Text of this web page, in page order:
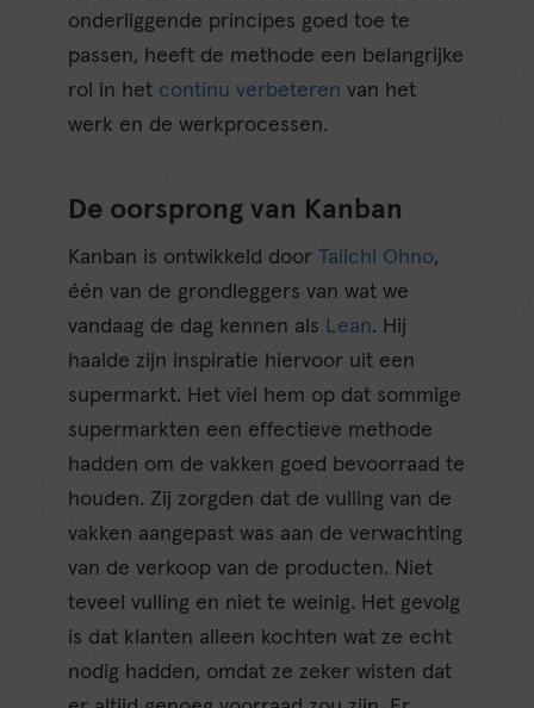
onderliggende principes goed toe te
passen, heeft de methode een belangrijke
rol in het continu verbeteren van het
werk en de werkprocessen.
De oorsprong van Kanban
Kanban is ontwikkeld doorTaiichi Ohno,
één van de grondleggers van wat we
vandaag de dag kennen als Lean. Hij
haalde zijn inspiratie hiervoor uit een
supermarkt. Het viel hem op dat sommige
supermarkten een effectieve methode
hadden om de vakken goed bevoorraad te
houden. Zij zorgden dat de vulling van de
vakken aangepast was aan de verwachting
van de verkoop van de producten. Niet
teveel vulling en niet te weinig. Het gevolg
is dat klanten alleen kochten wat ze echt
nodig hadden, omdat ze zeker wisten dat